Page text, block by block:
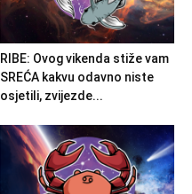
RIBE: Ovog vikenda stiže vam
SREĆA kakvu odavno niste
osjetili, zvijezde...